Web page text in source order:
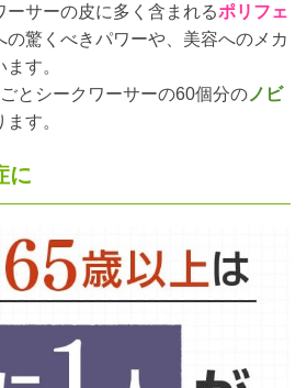
ーサーの皮に多く含まれるポリフェ
の驚くべきパワーや、美容へのメカ
す。
とシークワーサーの60個分の ノビ
す。
に